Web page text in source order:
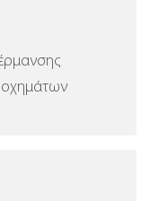
οχημάτων